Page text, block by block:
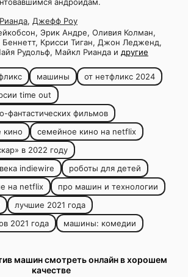
, Джефф Роу
Эрик Андре, Оливия Колман,
Крисси Тиган, Джон Ледженд,
Рудольф, Майкл Рианда и другие
машины
от нетфликс 2024
time out
фантастических фильмов
кино
семейное кино на netflix
в 2022 году
indiewire
роботы для детей
на netflix
про машин и технологии
лучшие 2021 года
2021 года
машины: комедии
машин смотреть онлайн в хорошем
качестве